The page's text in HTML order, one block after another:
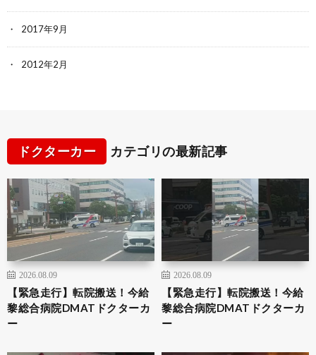
2017年9月
2012年2月
ドクターカー カテゴリの最新記事
2026.08.09
【緊急走行】転院搬送！今給
黎総合病院DMATドクターカ
ー
2026.08.09
【緊急走行】転院搬送！今給
黎総合病院DMATドクターカ
ー